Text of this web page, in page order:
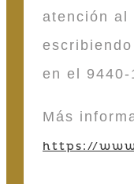
atención al
en el 9440-
Más
https://